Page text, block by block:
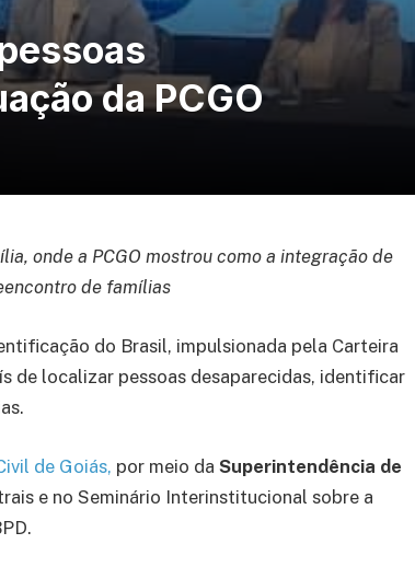
da PCGO
onde a PCGO mostrou como a integração de
de famílias
do Brasil, impulsionada pela Carteira
de localizar pessoas desaparecidas, identificar
de Goiás, por meio da Superintendência de
e no Seminário Interinstitucional sobre a